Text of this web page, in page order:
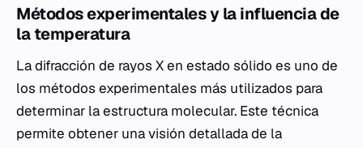
Métodos experimentales y la influencia de
la temperatura
La difracción de rayos X en estado sólido es uno de
los métodos experimentales más utilizados para
determinar la estructura molecular. Este técnica
permite obtener una visión detallada de la